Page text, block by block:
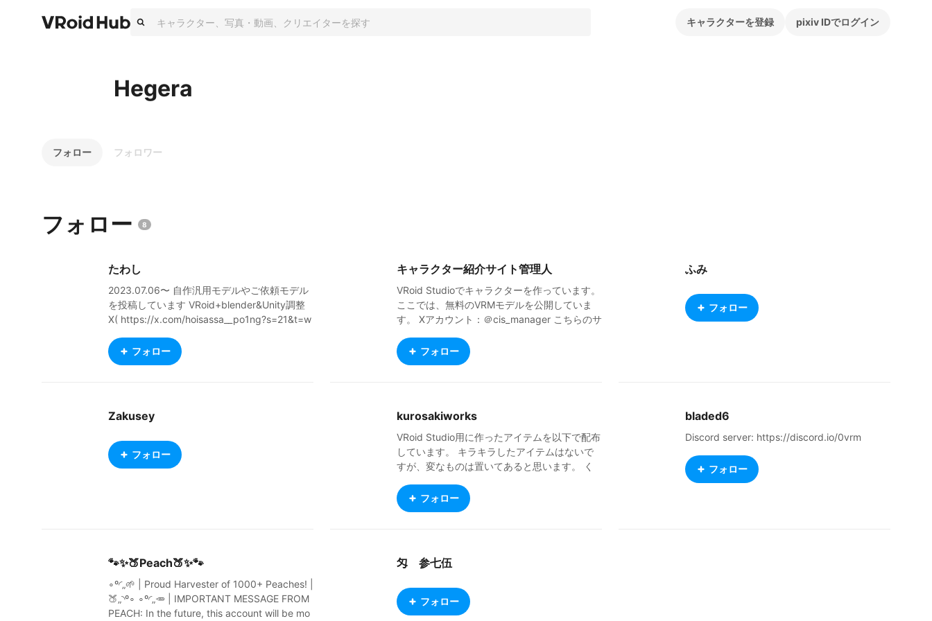
キャラクターを登録 pixiv IDでログイン
Hegera
フォロー フォロワー
フォロー 8
たわし
2023.07.06〜 自作汎用モデルやご依頼モデル
を投稿しています VRoid+blender&Unity調整
X( https://x.com/hoisassa__po1ng?s=21&t=w
gen.co/hoisassaPo1ng ) SKIMA( https://skim
a.jp/profile?id=269574&sh=gntzvDk )
フォロー
キャラクター紹介サイト管理人
VRoid Studioでキャラクターを作っています。
ここでは、無料のVRMモデルを公開していま
す。 Xアカウント：＠cis_manager こちらのサ
いものも含め、今まで作った500人以上のキャ
ラクターを全員見ることができます。よろけれ
ーはほんの一部です（全体の15%ほど） VRoid
Hubにモデルをアップロードする予定日を公開
しています！ https://sites.google.com/view/c
haracter-introduction-site/%E4%BA%88%E
1%A8%E3%82%81/vroid-hub%E3%81%B8%E
3%81%AE%E3%82%A2%E3%83%83%E3%8
フォロー
ふみ
フォロー
Zakusey
フォロー
kurosakiworks
VRoid Studio用に作ったアイテムを以下で配布
しています。 キラキラしたアイテムはないで
すが、変なものは置いてあると思います。 く
(Twitter) https://twitter.com/hokuhou_seiki
フォロー
bladed6
Discord server: https://discord.io/0vrm
フォロー
🐾✨🍑Peach🍑✨🐾
∘º◜„🌱 | Proud Harvester of 1000+ Peaches! |
🍑„◝º∘ ∘º◜„🥕 | IMPORTANT MESSAGE FROM
PEACH: In the future, this account will be mo
匁 参七伍
フォロー